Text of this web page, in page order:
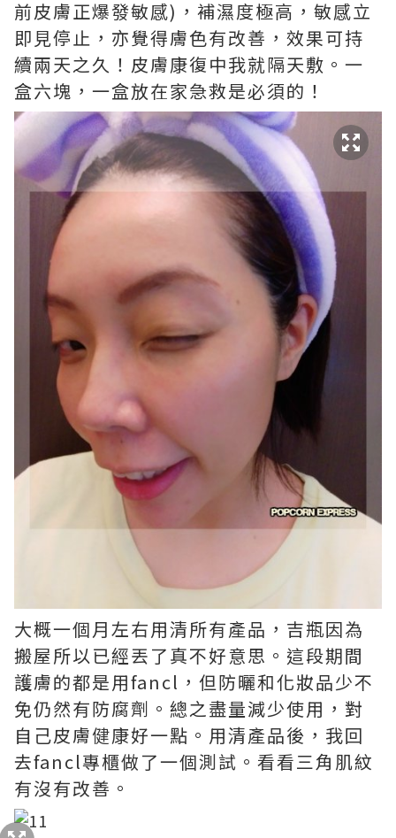
前皮膚正爆發敏感)，補濕度極高，敏感立
即見停止，亦覺得膚色有改善，效果可持
續兩天之久！皮膚康復中我就隔天敷。一
盒六塊，一盒放在家急救是必須的！
大概一個月左右用清所有產品，吉瓶因為
搬屋所以已經丟了真不好意思。這段期間
護膚的都是用fancl，但防曬和化妝品少不
免仍然有防腐劑。總之盡量減少使用，對
自己皮膚健康好一點。用清產品後，我回
去fancl專櫃做了一個測試。看看三角肌紋
有沒有改善。